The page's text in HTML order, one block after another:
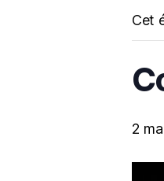
Cet
2